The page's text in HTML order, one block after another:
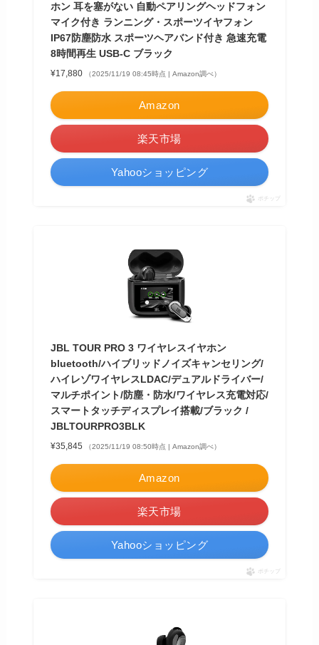
ホン 耳を塞がない 自動ペアリングヘッドフォン
マイク付き ランニング・スポーツイヤフォン
IP67防塵防水 スポーツヘアバンド付き 急速充電
8時間再生 USB-C ブラック
¥17,880 （2025/11/19 08:45時点 | Amazon調べ）
Amazon
楽天市場
Yahooショッピング
ポチップ
JBL TOUR PRO 3 ワイヤレスイヤホン
bluetooth/ハイブリッドノイズキャンセリング/
ハイレゾワイヤレスLDAC/デュアルドライバー/
マルチポイント/防塵・防水/ワイヤレス充電対応/
スマートタッチディスプレイ搭載/ブラック /
JBLTOURPRO3BLK
¥35,845 （2025/11/19 08:50時点 | Amazon調べ）
Amazon
楽天市場
Yahooショッピング
ポチップ